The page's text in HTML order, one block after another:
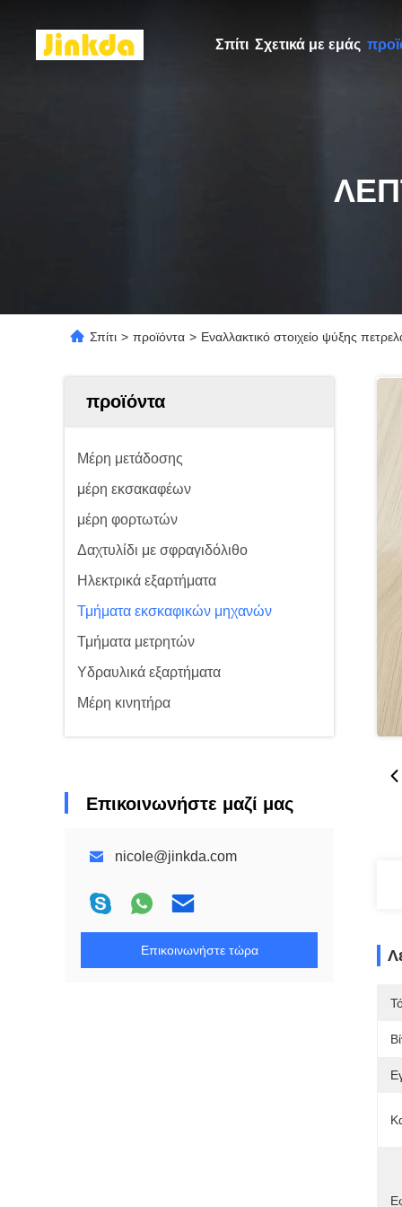
Σπίτι Σχετικά με εμάς
Σπίτι > προϊόντα > Εναλλακτικό στοιχείο ψύξης
προϊόντα
Μέρη μετάδοσης
μέρη εκσακαφέων
μέρη φορτωτών
Δαχτυλίδι με σφραγιδόλιθο
Ηλεκτρικά εξαρτήματα
Τμήματα εκσκαφικών μηχανών
Τμήματα μετρητών
Υδραυλικά εξαρτήματα
Μέρη κινητήρα
Επικοινωνήστε μαζί μας
nicole@jinkda.com
Επικοινωνήστε τώρα